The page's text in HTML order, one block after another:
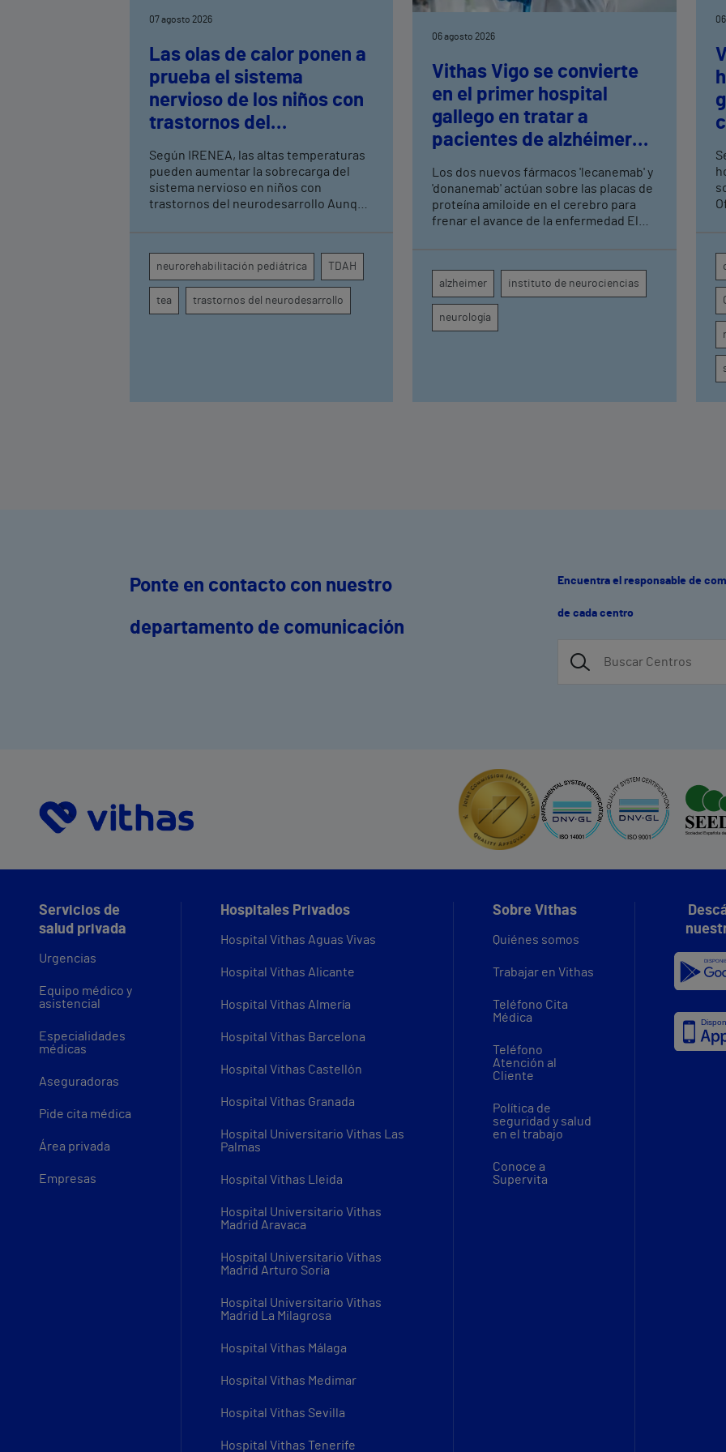
07 agosto 2026
Las olas de calor ponen a
prueba el sistema
nervioso de los niños con
trastornos del
neurodesarrollo, según
expertos en
neurorrehabilitación
pediátrica de Vithas
Según IRENEA, las altas temperaturas
pueden aumentar la sobrecarga del
sistema nervioso en niños con
trastornos del neurodesarrollo Aunque
permite comprender por qué el calor
puede influir en la atención, la
regulación emocional y la conducta
neurorehabilitación pediátrica TDAH
tea trastornos del neurodesarrollo
06 agosto 2026
Vithas Vigo se convierte
en el primer hospital
gallego en tratar a
pacientes de alzhéimer
en fase leve con terapias
antiamiloide
Los dos nuevos fármacos 'lecanemab' y
'donanemab' actúan sobre las placas de
proteína amiloide en el cerebro para
frenar el avance de la enfermedad El
para el exhaustivo seguimiento clínico
de cada paciente
alzheimer instituto de neurociencias
neurología
Ponte en contacto con nuestro
departamento de comunicación
Encuentra el responsable de
de cada centro
Servicios de
salud privada
Urgencias
Equipo médico y
asistencial
Especialidades
médicas
Aseguradoras
Pide cita médica
Área privada
Empresas
Hospitales Privados
Hospital Vithas Aguas Vivas
Hospital Vithas Alicante
Hospital Vithas Almería
Hospital Vithas Barcelona
Hospital Vithas Castellón
Hospital Vithas Granada
Hospital Universitario Vithas Las
Palmas
Hospital Vithas Lleida
Hospital Universitario Vithas
Madrid Aravaca
Hospital Universitario Vithas
Madrid Arturo Soria
Hospital Universitario Vithas
Madrid La Milagrosa
Hospital Vithas Málaga
Hospital Vithas Medimar
Hospital Vithas Sevilla
Hospital Vithas Tenerife
Sobre Vithas
Quiénes somos
Trabajar en Vithas
Teléfono Cita
Médica
Teléfono
Atención al
Cliente
Política de
seguridad y salud
en el trabajo
Conoce a
Supervita